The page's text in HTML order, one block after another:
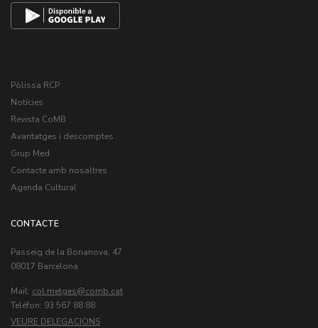
Pòlissa RCP
Notícies
Revista CoMB
Avantatges i descomptes
Grup Med
Contacte amb nosaltres
Agenda Cultural
CONTACTE
Passeig de la Bonanova, 47
08017 Barcelona
Mail: col.metges
Teléfon: 93 567 88 88
VEURE DELEGACIONS